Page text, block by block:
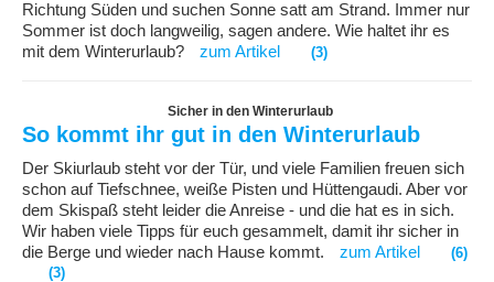
Richtung Süden und suchen Sonne satt am Strand. Immer nur
Sommer ist doch langweilig, sagen andere. Wie haltet ihr es
mit dem Winterurlaub?
zum Artikel (3)
Sicher in den Winterurlaub
So kommt ihr gut in den Winterurlaub
Der Skiurlaub steht vor der Tür, und viele Familien freuen sich
schon auf Tiefschnee, weiße Pisten und Hüttengaudi. Aber vor
dem Skispaß steht leider die Anreise - und die hat es in sich.
Wir haben viele Tipps für euch gesammelt, damit ihr sicher in
die Berge und wieder nach Hause kommt.
zum Artikel
(6)
(3)